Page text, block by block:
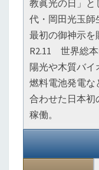
教眞光の日」と
代・岡田光玉師
最初の御神示を
R2.11 世界総
陽光や木質バ
燃料電池発電な
合わせた日本初
稼働。